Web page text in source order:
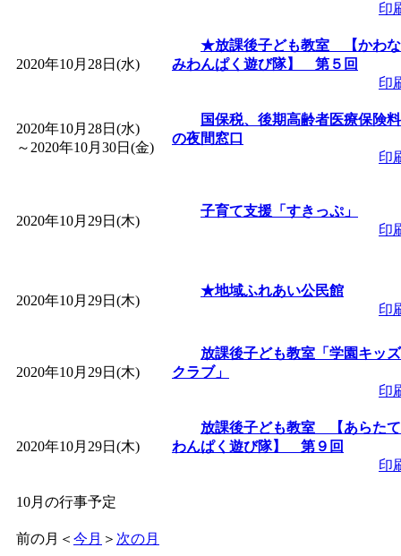
印
2020年10月28日(水)
★放課後子ども教室 【かわな
みわんぱく遊び隊】 第５回
印
2020年10月28日(水)
～ 2020年10月30日(金)
国保税、後期高齢者医療保険料
の夜間窓口
印
2020年10月29日(木)
子育て支援「すきっぷ」
印
2020年10月29日(木)
★地域ふれあい公民館
印
2020年10月29日(木)
放課後子ども教室「学園キッズ
クラブ」
印
2020年10月29日(木)
放課後子ども教室 【あらたて
わんぱく遊び隊】 第９回
印
10月の行事予定
前の月 ＜ 今月 ＞ 次の月